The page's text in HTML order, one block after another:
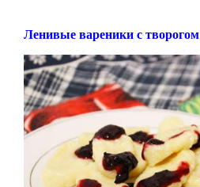
Ленивые вареники с творогом